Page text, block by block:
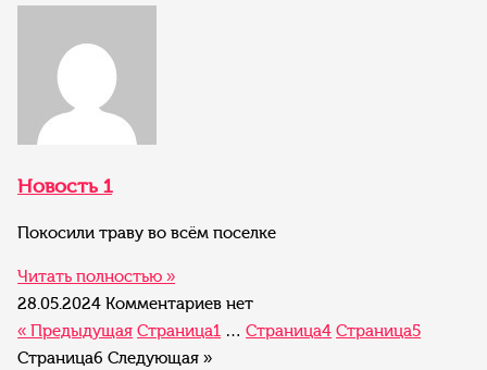
Новость 1
Покосили траву во всём поселке
Читать полностью »
28.05.2024Комментариев нет
« Предыдущая Страница1 … Страница4 Страница5
Страница6 Следующая »